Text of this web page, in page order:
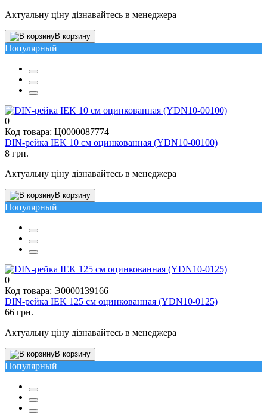
Актуальну ціну дізнавайтесь в менеджера
В корзину
Популярный
0
Код товара: Ц0000087774
DIN-рейка IEK 10 см оцинкованная (YDN10-00100)
8 грн.
Актуальну ціну дізнавайтесь в менеджера
В корзину
Популярный
0
Код товара: Э0000139166
DIN-рейка IEK 125 см оцинкованная (YDN10-0125)
66 грн.
Актуальну ціну дізнавайтесь в менеджера
В корзину
Популярный